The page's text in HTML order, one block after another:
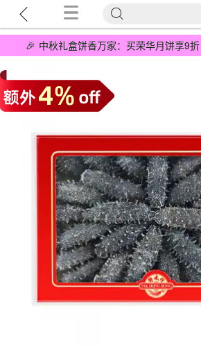
🎉 中秋礼盒饼香万家：买荣华月饼享9